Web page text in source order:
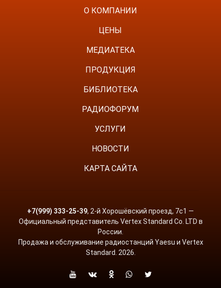
О КОМПАНИИ
ЦЕНЫ
МЕДИАТЕКА
ПРОДУКЦИЯ
БИБЛИОТЕКА
РАДИОФОРУМ
УСЛУГИ
НОВОСТИ
КАРТА САЙТА
+7(999) 333-25-39, 2-й Хорошёвский проезд, 7с1 —
Официальный представитель Vertex Standard Co. LTD в
России.
Продажа и обслуживание радиостанций Yaesu и Vertex
Standard. 2026.